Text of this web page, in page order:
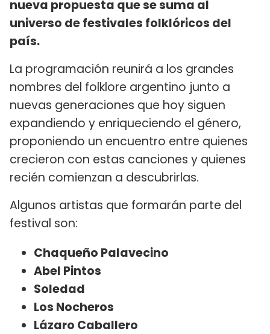
nueva propuesta que se suma al
universo de festivales folklóricos del
país.
La programación reunirá a los grandes
nombres del folklore argentino junto a
nuevas generaciones que hoy siguen
expandiendo y enriqueciendo el género,
proponiendo un encuentro entre quienes
crecieron con estas canciones y quienes
recién comienzan a descubrirlas.
Algunos artistas que formarán parte del
festival son:
Chaqueño Palavecino
Abel Pintos
Soledad
Los Nocheros
Lázaro Caballero